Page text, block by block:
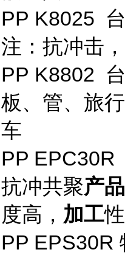
PP K8025
注：抗冲击
PP K8802
板、管、旅
车
PP
抗冲共聚产品
度高， 加工
PP EPS30R